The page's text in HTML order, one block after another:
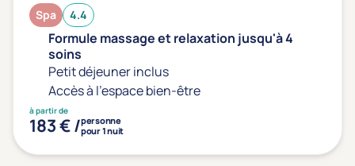
Spa 4.4
Formule massage et relaxation jusqu'à 4
soins
Petit déjeuner inclus
Accès à l'espace bien-être
à partir de
183 € /personne
pour 1 nuit